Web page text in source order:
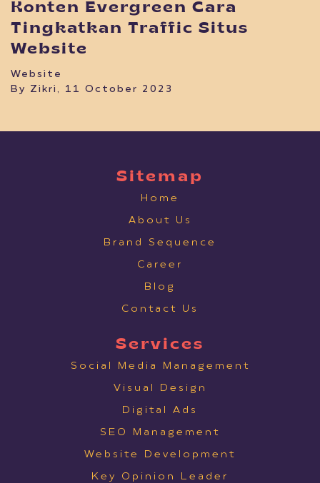
Konten Evergreen Cara
Tingkatkan Traffic Situs
Website
Website
By Zikri, 11 October 2023
Sitemap
Home
About Us
Brand Sequence
Career
Blog
Contact Us
Services
Social Media Management
Visual Design
Digital Ads
SEO Management
Website Development
Key Opinion Leader